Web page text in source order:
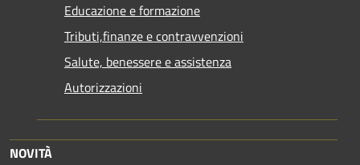
Educazione e formazione
Tributi,finanze e contravvenzioni
Salute, benessere e assistenza
Autorizzazioni
NOVITÀ